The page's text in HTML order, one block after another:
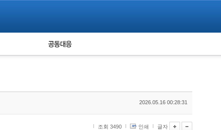
피해자 공동대응
2026.05.16 00:28:31
조회 3490 인쇄 글자